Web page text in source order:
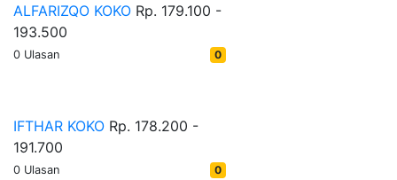
ALFARIZQO KOKO Rp. 179.100 -
193.500
0 Ulasan 0
IFTHAR KOKO Rp. 178.200 -
191.700
0 Ulasan 0